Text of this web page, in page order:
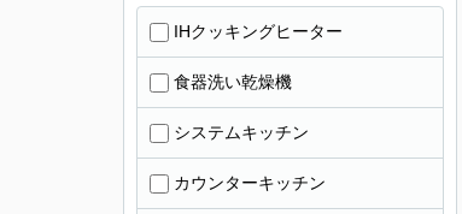
IHクッキングヒーター
食器洗い乾燥機
システムキッチン
カウンターキッチン